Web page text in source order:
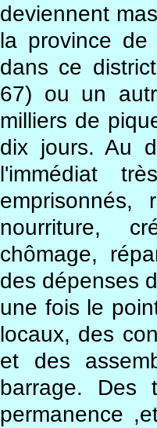
deviennent
la province de
dans ce
67) ou un
milliers de
dix jours. Au
l'immédiat
nourriture,
chômage,
des dépenses
une fois le
locaux, des
et des
barrage. Des
permanence